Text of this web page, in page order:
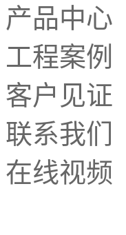
产品中心
工程案例
客户见证
联系我们
在线视频